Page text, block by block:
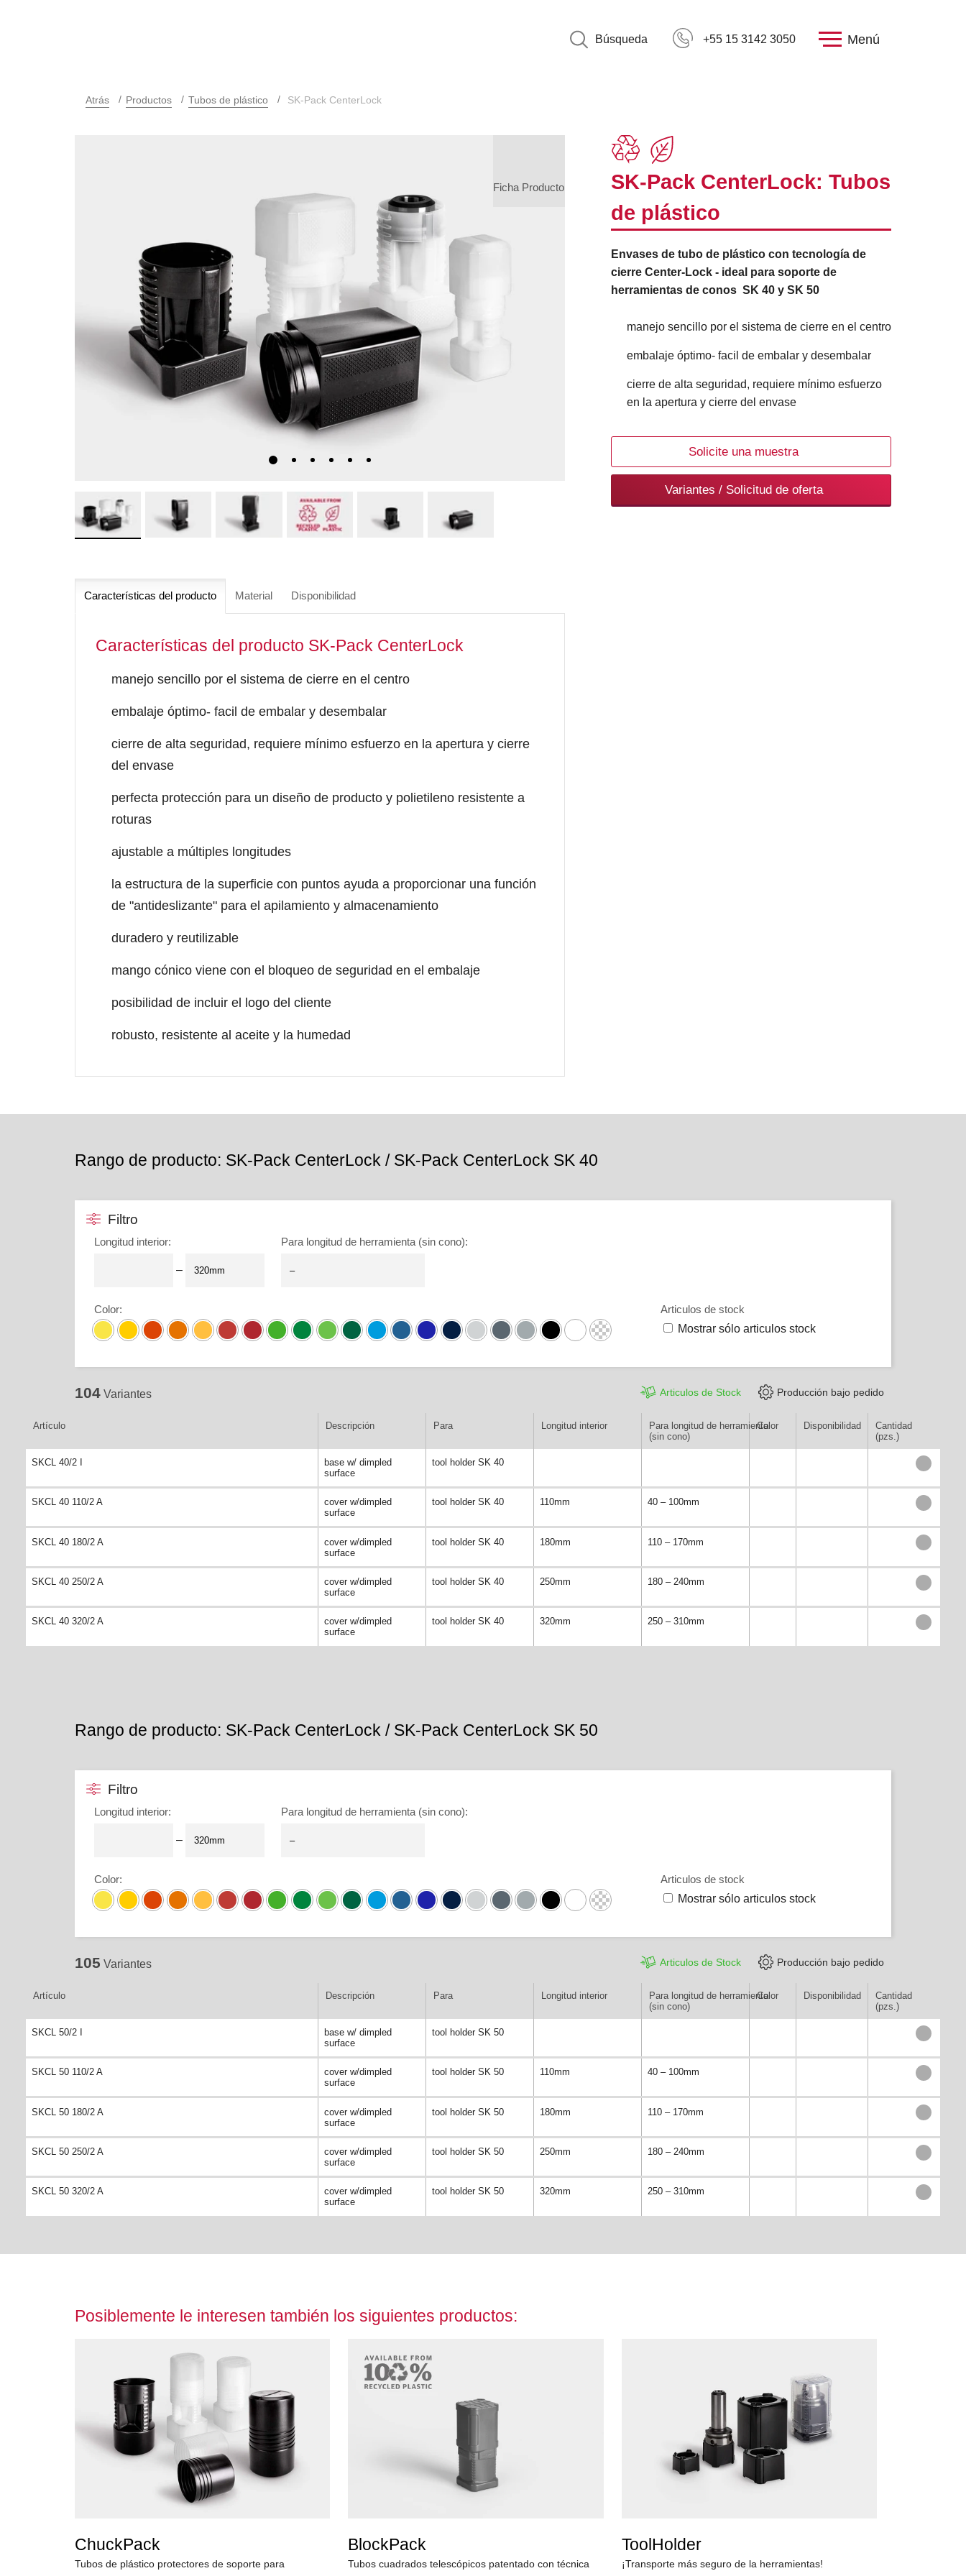
Búsqueda +55 15 3142 3050 Menú
Atrás Productos Tubos de plástico SK-Pack CenterLock
Ficha Producto
SK-Pack CenterLock: Tubos
de plástico
Envases de tubo de plástico con tecnología de
cierre Center-Lock - ideal para soporte de
herramientas de conos SK 40 y SK 50
manejo sencillo por el sistema de cierre en el centro
embalaje óptimo- facil de embalar y desembalar
cierre de alta seguridad, requiere mínimo esfuerzo
en la apertura y cierre del envase
Solicite una muestra
Variantes / Solicitud de oferta
Características del producto Material Disponibilidad
Características del producto SK-Pack CenterLock
manejo sencillo por el sistema de cierre en el centro
embalaje óptimo- facil de embalar y desembalar
cierre de alta seguridad, requiere mínimo esfuerzo en la apertura y cierre
del envase
perfecta protección para un diseño de producto y polietileno resistente a
roturas
ajustable a múltiples longitudes
la estructura de la superficie con puntos ayuda a proporcionar una función
de "antideslizante" para el apilamiento y almacenamiento
duradero y reutilizable
mango cónico viene con el bloqueo de seguridad en el embalaje
posibilidad de incluir el logo del cliente
robusto, resistente al aceite y la humedad
Rango de producto: SK-Pack CenterLock / SK-Pack CenterLock SK 40
Filtro
Longitud interior:
–
Para longitud de herramienta (sin cono):
Color:
Articulos de stock
Mostrar sólo articulos stock
104 Variantes Articulos de Stock Producción bajo pedido
Artículo Descripción Para Longitud interior
Para longitud de herramienta
(sin cono)
Color Disponibilidad
Cantidad
(pzs.)
SKCL 40/2 I
base w/ dimpled
surface
tool holder SK 40
SKCL 40 110/2 A
cover w/dimpled
surface
tool holder SK 40 110mm 40 – 100mm
SKCL 40 180/2 A
cover w/dimpled
surface
tool holder SK 40 180mm 110 – 170mm
SKCL 40 250/2 A
cover w/dimpled
surface
tool holder SK 40 250mm 180 – 240mm
SKCL 40 320/2 A
cover w/dimpled
surface
tool holder SK 40 320mm 250 – 310mm
Rango de producto: SK-Pack CenterLock / SK-Pack CenterLock SK 50
Filtro
Longitud interior:
–
Para longitud de herramienta (sin cono):
Color:
Articulos de stock
Mostrar sólo articulos stock
105 Variantes Articulos de Stock Producción bajo pedido
Artículo Descripción Para Longitud interior
Para longitud de herramienta
(sin cono)
Color Disponibilidad
Cantidad
(pzs.)
SKCL 50/2 I
base w/ dimpled
surface
tool holder SK 50
SKCL 50 110/2 A
cover w/dimpled
surface
tool holder SK 50 110mm 40 – 100mm
SKCL 50 180/2 A
cover w/dimpled
surface
tool holder SK 50 180mm 110 – 170mm
SKCL 50 250/2 A
cover w/dimpled
surface
tool holder SK 50 250mm 180 – 240mm
SKCL 50 320/2 A
cover w/dimpled
surface
tool holder SK 50 320mm 250 – 310mm
Posiblemente le interesen también los siguientes productos:
ChuckPack
Tubos de plástico protectores de soporte para
BlockPack
Tubos cuadrados telescópicos patentado con técnica
ToolHolder
¡Transporte más seguro de la herramientas!